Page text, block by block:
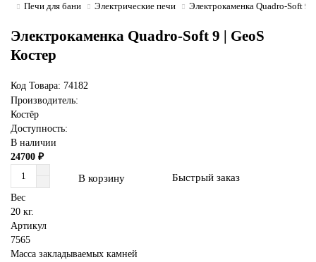
Печи для бани Электрические печи Электрокаменка Quadro-Soft 9 |
Электрокаменка Quadro-Soft 9 | GeoS
Костер
Код Товара: 74182
Производитель:
Костёр
Доступность:
В наличии
24700 ₽
В корзину Быстрый заказ
Вес
20 кг.
Артикул
7565
Масса закладываемых камней